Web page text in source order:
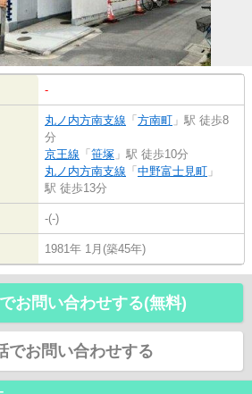
-
丸ノ内方南支線 「 方南町 」駅 徒歩8
分
京王線 「 笹塚 」駅 徒歩10分
丸ノ内方南支線 「 中野富士見町 」
駅 徒歩13分
-(-)
1981年 1月(築45年)
お問い合わせする(無料)
でお問い合わせする